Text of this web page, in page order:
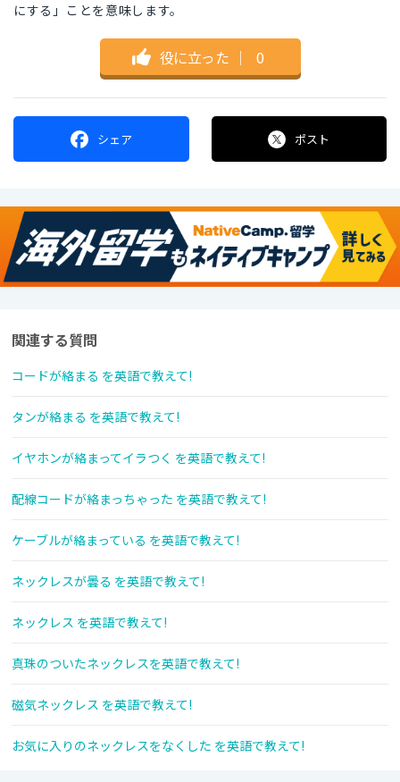
にする」ことを意味します。
役に立った ｜ 0
シェア ポスト
関連する質問
コードが絡まる を英語で教えて!
タンが絡まる を英語で教えて!
イヤホンが絡まってイラつく を英語で教えて!
配線コードが絡まっちゃった を英語で教えて!
ケーブルが絡まっている を英語で教えて!
ネックレスが曇る を英語で教えて!
ネックレス を英語で教えて!
真珠のついたネックレスを英語で教えて!
磁気ネックレス を英語で教えて!
お気に入りのネックレスをなくした を英語で教えて!